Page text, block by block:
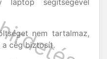
laptop segítségével
nem tartalmaz,
cég biztosít.